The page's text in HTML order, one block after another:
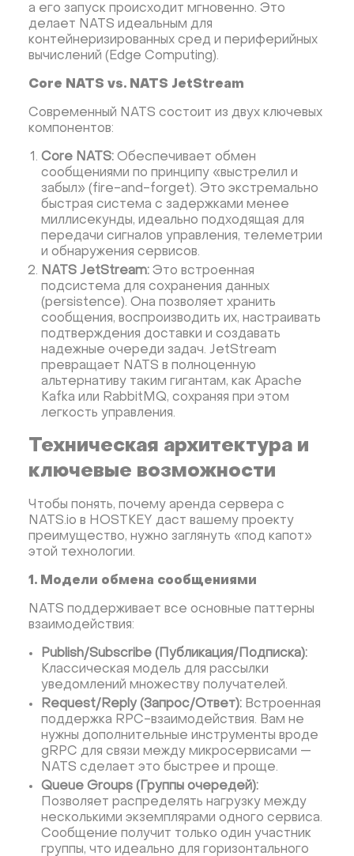
а его запуск происходит мгновенно. Это
делает NATS идеальным для
контейнеризированных сред и периферийных
вычислений (Edge Computing).
Core NATS vs. NATS JetStream
Современный NATS состоит из двух ключевых
компонентов:
Core NATS: Обеспечивает обмен
сообщениями по принципу «выстрелил и
забыл» (fire-and-forget). Это экстремально
быстрая система с задержками менее
миллисекунды, идеально подходящая для
передачи сигналов управления, телеметрии
и обнаружения сервисов.
NATS JetStream: Это встроенная
подсистема для сохранения данных
(persistence). Она позволяет хранить
сообщения, воспроизводить их, настраивать
подтверждения доставки и создавать
надежные очереди задач. JetStream
превращает NATS в полноценную
альтернативу таким гигантам, как Apache
Kafka или RabbitMQ, сохраняя при этом
легкость управления.
Техническая архитектура и
ключевые возможности
Чтобы понять, почему аренда сервера с
NATS.io в HOSTKEY даст вашему проекту
преимущество, нужно заглянуть «под капот»
этой технологии.
1. Модели обмена сообщениями
NATS поддерживает все основные паттерны
взаимодействия:
Publish/Subscribe (Публикация/Подписка):
Классическая модель для рассылки
уведомлений множеству получателей.
Request/Reply (Запрос/Ответ): Встроенная
поддержка RPC-взаимодействия. Вам не
нужны дополнительные инструменты вроде
gRPC для связи между микросервисами —
NATS сделает это быстрее и проще.
Queue Groups (Группы очередей):
Позволяет распределять нагрузку между
несколькими экземплярами одного сервиса.
Сообщение получит только один участник
группы, что идеально для горизонтального